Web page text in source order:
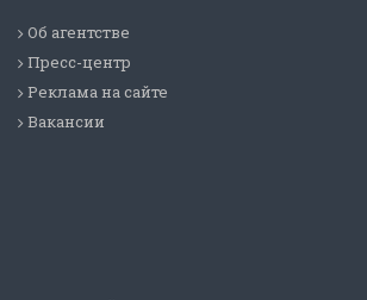
Об агентстве
Пресс-центр
Реклама на сайте
Вакансии